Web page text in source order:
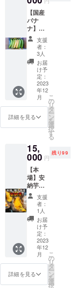
周りの農家
さん助けら
れました、
せっかく助
けて頂けた
のにこのま
までは終わ
れません、
僕がこのバ
成功させて
誰かを助け
る番になり
たいです、
農業を始め
る前にも
色々と苦難
がありまし
たが人生諦
めなければ
なんとかな
るよって事
も証明した
いです、皆
様のご支援
おりま
す #栽
培・生
産のこ
だわり
品質と
味には
自信が
ありま
す。 鹿
児島県
農林水
産物認
得、ふ
るさと
しての
出品。
今年は
病気の
影響で
安納芋
農家が
減り、
地元で
運営し
ている
ブラン
ド推進
本部の
メン
減った
ので僕
袋に入
れて
20℃位
の場所
に保管
して下
さい、
一緒に
りんご
をいれ
てると
追熟が
早まり
ます
（りん
ガスの
効果）
ある程
度黄色
くなり
ました
らリン
ゴを出
しシュ
ガース
ポット
（黒く
なった
ら）が
出たら
ろで
す。 賞
ズの安
納芋5kg
ごく稀
に痛ん
でいる
個体が
あるの
でその
分の補
填とし
て予め
250g程
(5000g
+補填用
多めに
いれさ
せて頂
きま
す、ご
了承の
上ご購
入お願
い致し
ます。
#味：収
穫して
から完
熟する
まで1ヵ
月間
じっく
【国産
バナ
ナ】グ
ロスミ
シェル
2kg【A
品】＆
幸運の
猫ちゃ
んの写
真付き
お礼の
メール
重量：
2kg サ
イズ：
度のA品
バナナ
12本
原産
地：種
子島 品
種：グ
ロスミ
シェル
種 保存
方法：
夏場は
痛み安
い為緑
色の状
態で発
送致し
支援
者：
3人
お届
け予
定：
2023
年12
月
詳細を見る
こ
の
リ
タ
ー
ン
を
選
択
す
る
15,
000 円
残り99
【本
場】安
納芋紅
10kg 完
熟！
ねっと
り！
【種子
島産】
＆幸運
の猫
ちゃん
の写真
付きお
礼の
支援
者：
1人
お届
け予
定：
2023
年12
月
詳細を見る
こ
の
リ
タ
ー
ン
を
選
択